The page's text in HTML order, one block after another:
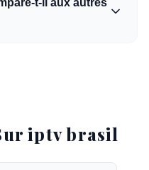
iptv brasil